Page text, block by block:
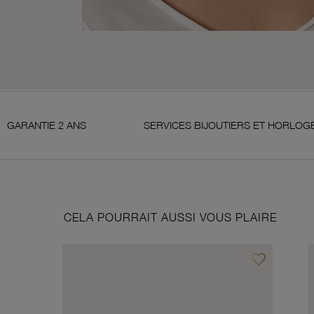
SERVICES BIJOUTIERS ET HORLOGERS
CELA POURRAIT AUSSI VOUS PLAIRE
favorite_borderAjouter à vos